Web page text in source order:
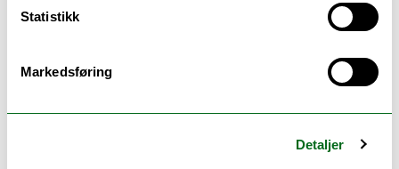
Statistikk
Markedsføring
Detaljer
Stein, Barbara